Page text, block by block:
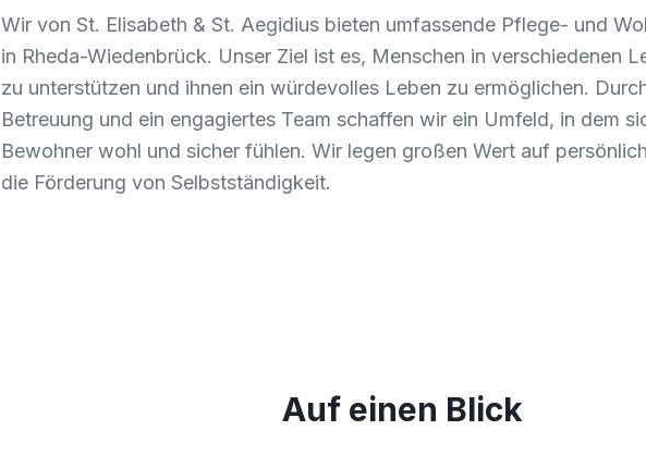
Wir von St. Elisabeth & St. Aegidius bieten umfassende Pflege- und
in Rheda-Wiedenbrück. Unser Ziel ist es, Menschen in verschiedenen
zu unterstützen und ihnen ein würdevolles Leben zu ermöglichen.
Betreuung und ein engagiertes Team schaffen wir ein Umfeld, in dem
Bewohner wohl und sicher fühlen. Wir legen großen Wert auf
die Förderung von Selbstständigkeit.
Auf einen Blick